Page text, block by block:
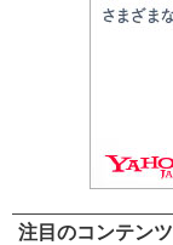
注目のコンテンツ